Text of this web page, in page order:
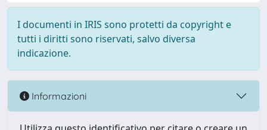
I documenti in IRIS sono protetti da copyright e
tutti i diritti sono riservati, salvo diversa
indicazione.
Informazioni